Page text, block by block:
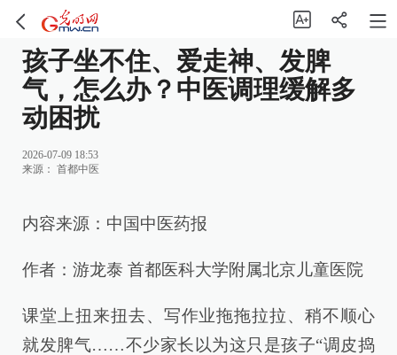
孩子坐不住、爱走神、发脾
气，怎么办？中医调理缓解多
动困扰
2026-07-09 18:53
来源： 首都中医
内容来源：中国中医药报
作者：游龙泰 首都医科大学附属北京儿童医院
课堂上扭来扭去、写作业拖拖拉拉、稍不顺心
就发脾气……不少家长以为这只是孩子“调皮捣